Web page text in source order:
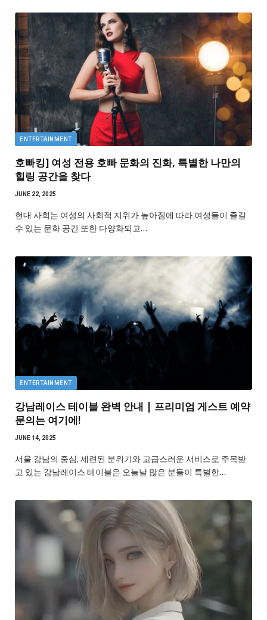
ENTERTAINMENT
호빠킹] 여성 전용 호빠 문화의 진화, 특별한 나만의
힐링 공간을 찾다
JUNE 22, 2025
현대 사회는 여성의 사회적 지위가 높아짐에 따라 여성들이 즐길
수 있는 문화 공간 또한 다양화되고…
ENTERTAINMENT
강남레이스 테이블 완벽 안내 | 프리미엄 게스트 예약
문의는 여기에!
JUNE 14, 2025
서울 강남의 중심, 세련된 분위기와 고급스러운 서비스로 주목받
고 있는 강남레이스 테이블은 오늘날 많은 분들이 특별한…